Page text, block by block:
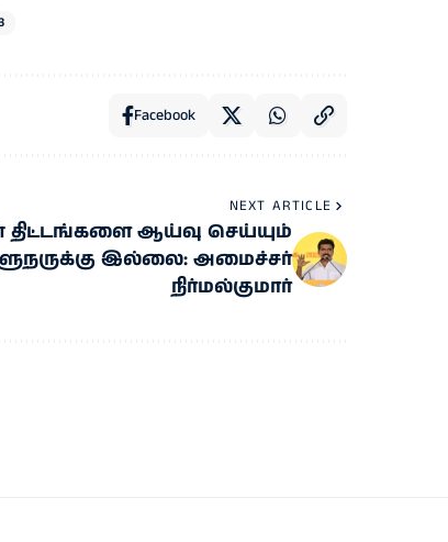
Facebook
NEXT ARTICLE
திட்டங்களை ஆய்வு செய்யும்
இல்லை: அமைச்சர்
நிர்மல்குமார்